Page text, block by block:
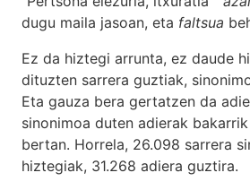
dugu maila jasoan, eta faltsua
Ez da hiztegi arrunta, ez daude
dituzten sarrera guztiak,
Eta gauza bera gertatzen da
sinonimoa duten adierak
bertan. Horrela, 26.098 sarrera
hiztegiak, 31.268 adiera guztira.